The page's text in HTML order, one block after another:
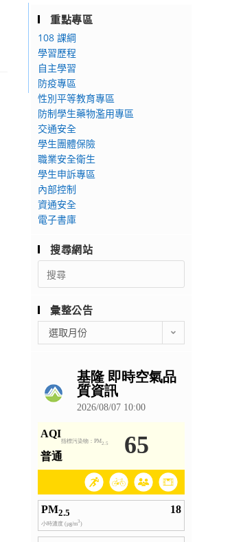
重點專區
108 課綱
學習歷程
自主學習
防疫專區
性別平等教育專區
防制學生藥物濫用專區
交通安全
學生團體保險
職業安全衛生
學生申訴專區
內部控制
資通安全
電子書庫
搜尋網站
Search
for:
彙整公告
整
選取月份